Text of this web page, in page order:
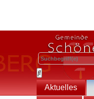
Aktuelles